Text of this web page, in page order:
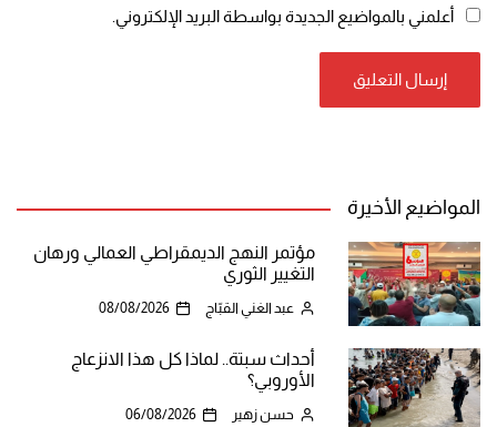
أعلمني بالمواضيع الجديدة بواسطة البريد الإلكتروني.
المواضيع الأخيرة
مؤتمر النهج الديمقراطي العمالي ورهان
التغيير الثوري
عبد الغني القبّاج 08/08/2026
أحداث سبتة.. لماذا كل هذا الانزعاج
الأوروبي؟
حسن زهير 06/08/2026